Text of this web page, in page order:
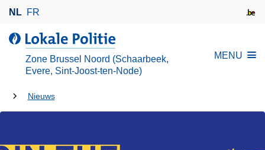
a
NL FR
d
k
a
e
Zone Brussel Noord (Schaarbeek,
Evere, Sint-Joost-ten-Node)
MENU
U
bent
Nieuws